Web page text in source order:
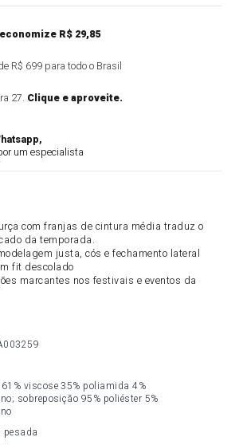
economize R$ 29,85
R$ 699 para todo o Brasil
27. Clique e aproveite.
um especialista
com franjas de cintura média traduz o
da temporada.
justa, cós e fechamento lateral
fit descolado
marcantes nos festivais e eventos da
61% viscose 35% poliamida 4%
sobreposição 95% poliéster 5%
pesada